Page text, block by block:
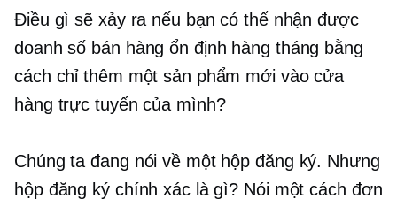
Điều gì sẽ xảy ra nếu bạn có thể nhận được
doanh số bán hàng ổn định hàng tháng bằng
cách chỉ thêm một sản phẩm mới vào cửa
hàng trực tuyến của mình?
Chúng ta đang nói về một hộp đăng ký. Nhưng
hộp đăng ký chính xác là gì? Nói một cách đơn